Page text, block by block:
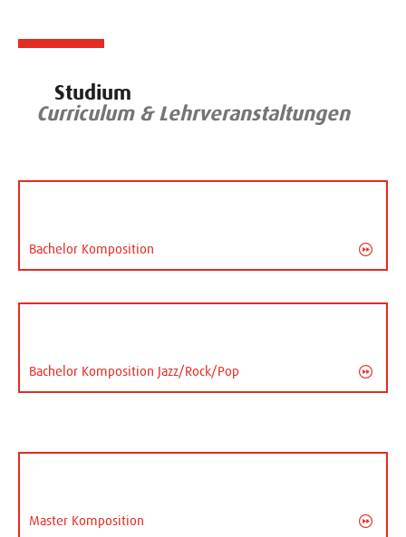
Studium
Curriculum & Lehrveranstaltungen
Bachelor Komposition
Bachelor Komposition Jazz/Rock/Pop
Master Komposition